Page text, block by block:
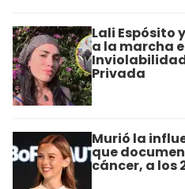
Lali Espósito
a la marcha
Privada
Murió la
que
cáncer, a los